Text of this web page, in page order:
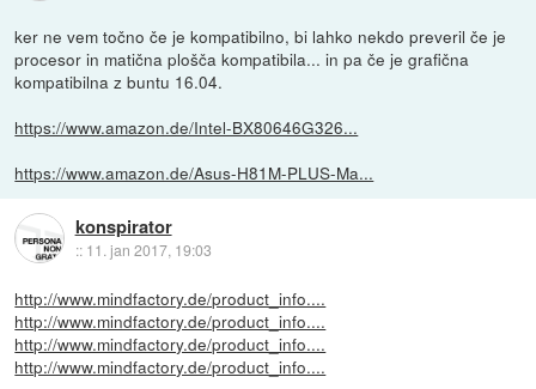
ker ne vem točno če je kompatibilno, bi lahko nekdo preveril če je
procesor in matična plošča kompatibila... in pa če je grafična
kompatibilna z buntu 16.04.
https://www.amazon.de/Intel-BX80646G326...
https://www.amazon.de/Asus-H81M-PLUS-Ma...
konspirator
:: 11. jan 2017, 19:03
http://www.mindfactory.de/product_info....
http://www.mindfactory.de/product_info....
http://www.mindfactory.de/product_info....
http://www.mindfactory.de/product_info....